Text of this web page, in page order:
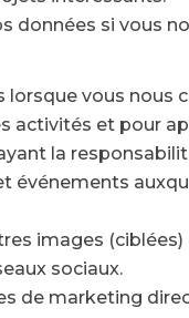
données si vous
lorsque vous nous
activités et pour
la
événements
images
sociaux.
de marketing